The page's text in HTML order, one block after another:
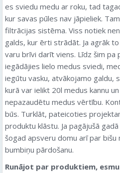
es sviedu medu ar roku, tad
kur savas pūles nav jāpieliek.
filtrācijas sistēma. Viss notiek
galds, kur ērti strādāt. Ja agrāk
varu brīvi darīt viens. Līdz šim pa
iegādājies lielo medus sviedi,
iegūtu vasku, atvākojamo galdu,
kurā var ielikt 20l medus kannu
nepazaudētu medus vērtību.
būs. Turklāt, pateicoties
produktu klāstu. Ja pagājušā
šogad apsveru domu arī par bišu
bumbiņu pārdošanu.
Runājot par produktiem,